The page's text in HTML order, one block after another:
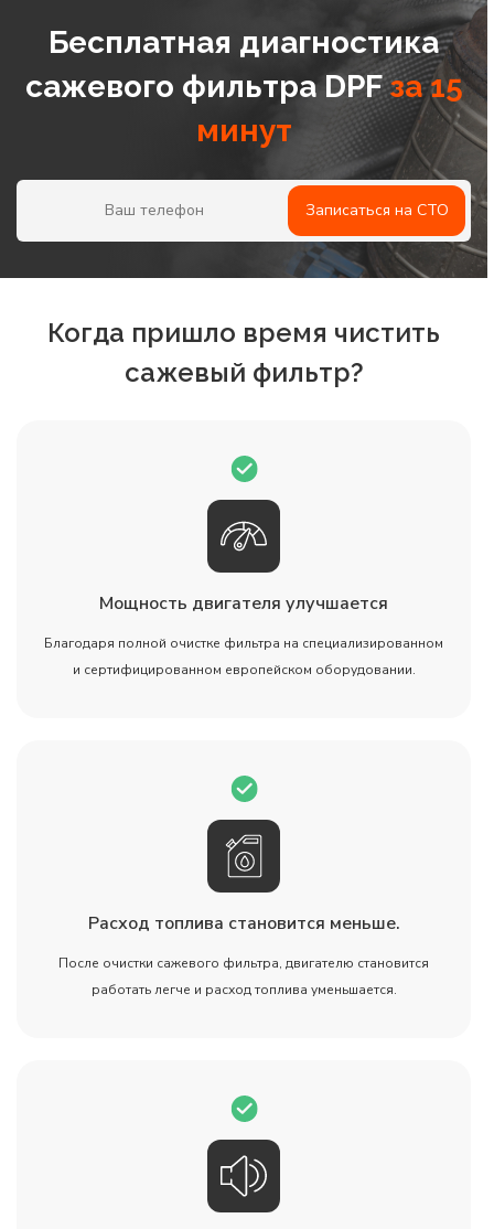
Бесплатная диагностика
сажевого фильтра DPFза 15
минут
Записаться на СТО
Когда пришло время чистить
сажевый фильтр?
Мощность двигателя улучшается
Благодаря полной очистке фильтра на специализированном
и сертифицированном европейском оборудовании.
Расход топлива становится меньше.
После очистки сажевого фильтра, двигателю становится
работать легче и расход топлива уменьшается.